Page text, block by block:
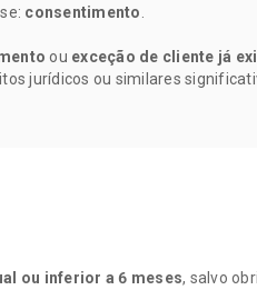
consentimento
ou exceção de cliente já
jurídicos ou similares
ou inferior a 6 meses, salvo